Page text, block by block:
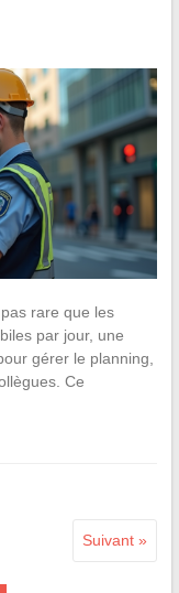
rare que les
par jour, une
gérer le planning,
Ce
Suivant »